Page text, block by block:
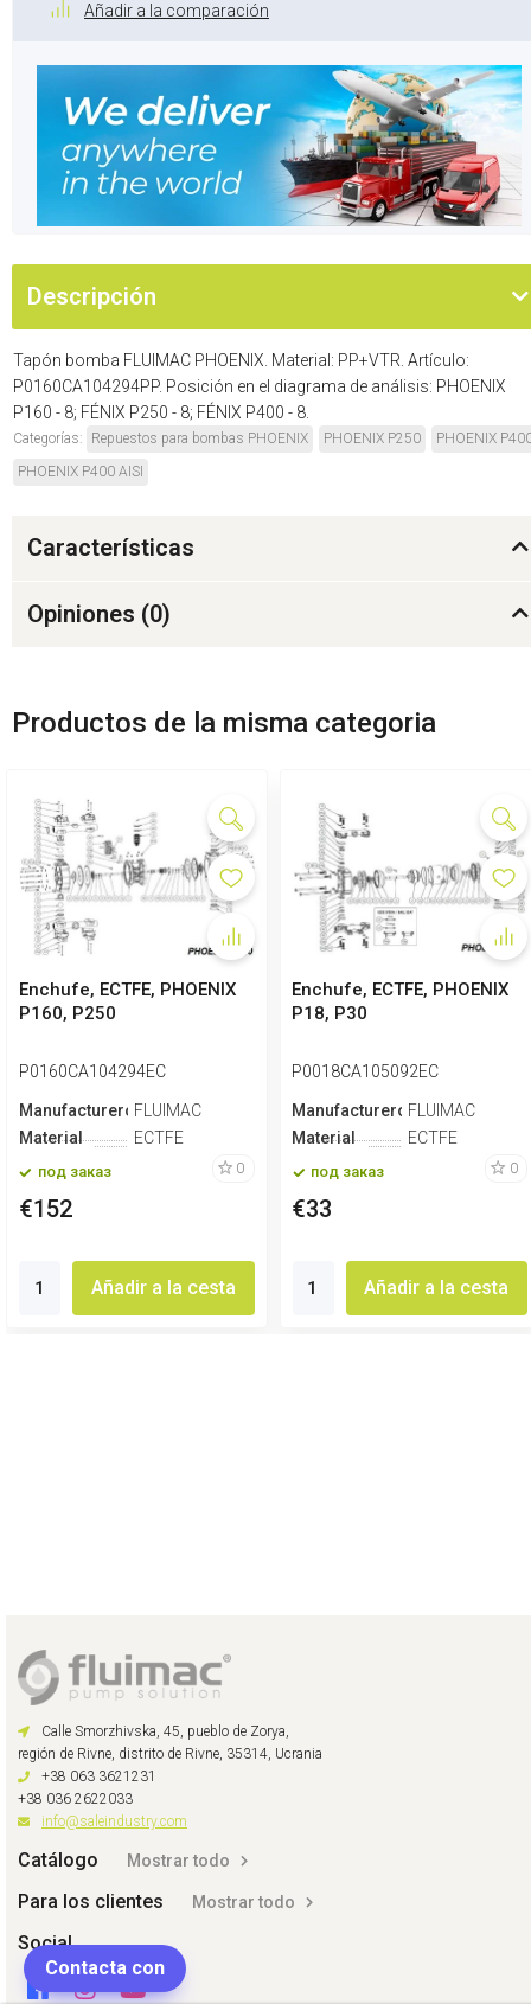
Añadir a la comparación
Descripción
Tapón bomba FLUIMAC PHOENIX. Material: PP+VTR. Artículo:
P0160CA104294PP. Posición en el diagrama de análisis: PHOENIX
P160 - 8; FÉNIX P250 - 8; FÉNIX P400 - 8.
Categorías: Repuestos para bombas PHOENIX PHOENIX P250
PHOENIX
PHOENIX P400 AISI
Características
Opiniones (0)
Productos de la misma categoria
Enchufe, ECTFE, PHOENIX
P160, P250
P0160CA104294EC
Manufacturero FLUIMAC
Material
ECTFE
под заказ 0
€152
Añadir a la cesta
Enchufe, ECTFE, PHOENIX
P18, P30
P0018CA105092EC
Manufacturero FLUIMAC
Material
ECTFE
под заказ 0
€33
Añadir a la cesta
Calle Smorzhivska, 45, pueblo de Zorya,
región de Rivne, distrito de Rivne, 35314, Ucrania
+38 063 3621231
+38 036 2622033
info@saleindustry.com
Catálogo Mostrar todo
Para los clientes Mostrar todo
Social
Contacta con